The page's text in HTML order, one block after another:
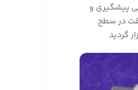
پیشگیری و
در سطح
گردید